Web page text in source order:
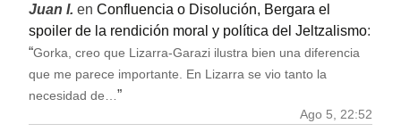
Juan I. en Confluencia o Disolución, Bergara el
spoiler de la rendición moral y política del Jeltzalismo:
“Gorka, creo que Lizarra-Garazi ilustra bien una diferencia
que me parece importante. En Lizarra se vio tanto la
necesidad de… ”
Ago 5, 22:52